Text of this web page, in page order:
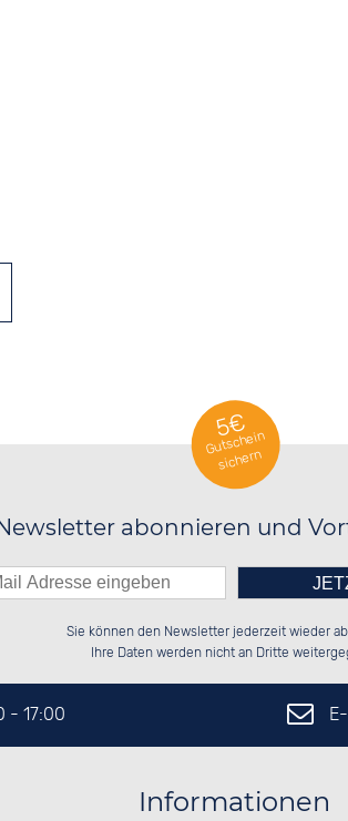
5€
Gutschein
sichern
abonnieren und
██░░░░░░░░░░██░░██░░██░░██░░██░░
██████░░░░████░░██████░░██░░██░░
██░░██░░██░░░░░░░░░░██░░██░░██░░
Bitte tragen Sie
das
Sie können den Newsletter jederzeit wieder
Ihre Daten werden nicht an Dritte
- 17:00
Informationen